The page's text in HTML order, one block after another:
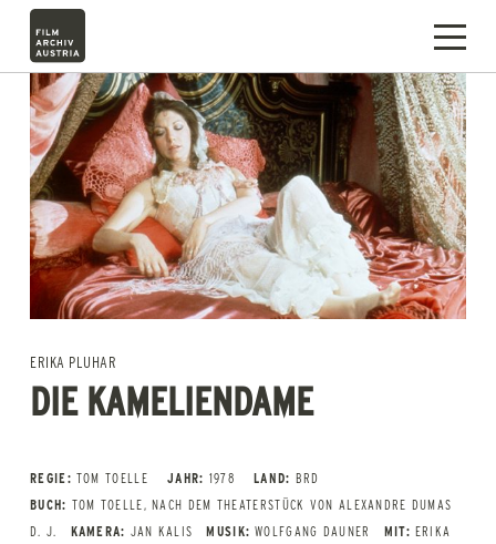
ERIKA PLUHAR
DIE KAMELIENDAME
REGIE: TOM TOELLE JAHR: 1978 LAND: BRD
BUCH: TOM TOELLE, NACH DEM THEATERSTÜCK VON ALEXANDRE DUMAS
D. J.
KAMERA: JAN KALIS MUSIK: WOLFGANG DAUNER MIT: ERIKA